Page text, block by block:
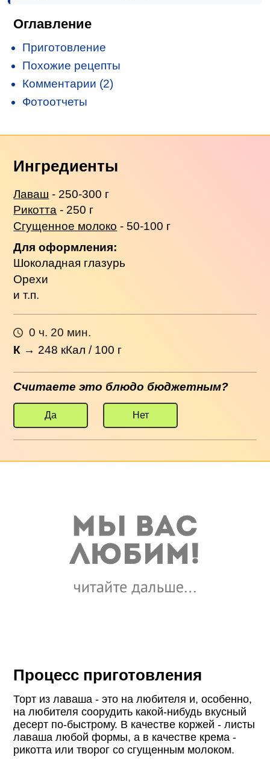
Оглавление
Приготовление
Похожие рецепты
Комментарии (2)
Фотоотчеты
Ингредиенты
Лаваш - 250-300 г
Рикотта - 250 г
Сгущенное молоко - 50-100 г
Для оформления:
Шоколадная глазурь
Орехи
и т.п.
0 ч. 20 мин.
К → 248 кКал / 100 г
Считаете это блюдо бюджетным?
Да Нет
Процесс приготовления
Торт из лаваша - это на любителя и, особенно,
на любителя соорудить какой-нибудь вкусный
десерт по-быстрому. В качестве коржей - листы
лаваша любой формы, а в качестве крема -
рикотта или творог со сгущенным молоком.